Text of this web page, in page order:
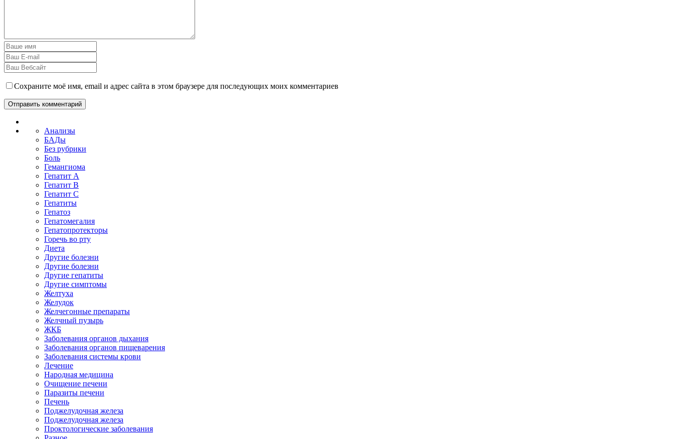
Сохраните моё имя, email и адрес сайта в этом браузере для последующих моих комментариев
Анализы
БАДы
Без рубрики
Боль
Гемангиома
Гепатит A
Гепатит B
Гепатит C
Гепатиты
Гепатоз
Гепатомегалия
Гепатопротекторы
Горечь во рту
Диета
Другие болезни
Другие болезни
Другие гепатиты
Другие симптомы
Желтуха
Желудок
Желчегонные препараты
Желчный пузырь
ЖКБ
Заболевания органов дыхания
Заболевания органов пищеварения
Заболевания системы крови
Лечение
Народная медицина
Очищение печени
Паразиты печени
Печень
Поджелудочная железа
Поджелудочная железа
Проктологические заболевания